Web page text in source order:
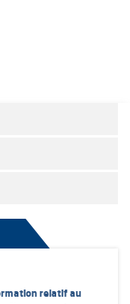
relatif au